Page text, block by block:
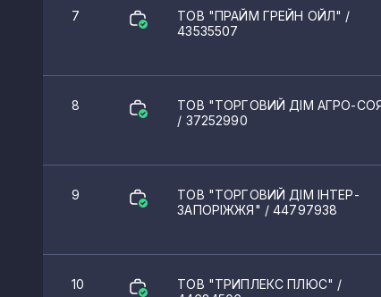
7 ТОВ "ПРАЙМ ГРЕЙН ОЙЛ" /
43535507
8
ТОВ "ТОРГОВИЙ ДІМ АГРО-
/ 37252990
9
ТОВ "ТОРГОВИЙ ДІМ ІНТЕР-
ЗАПОРІЖЖЯ" / 44797938
10 ТОВ "ТРИПЛЕКС ПЛЮС" /